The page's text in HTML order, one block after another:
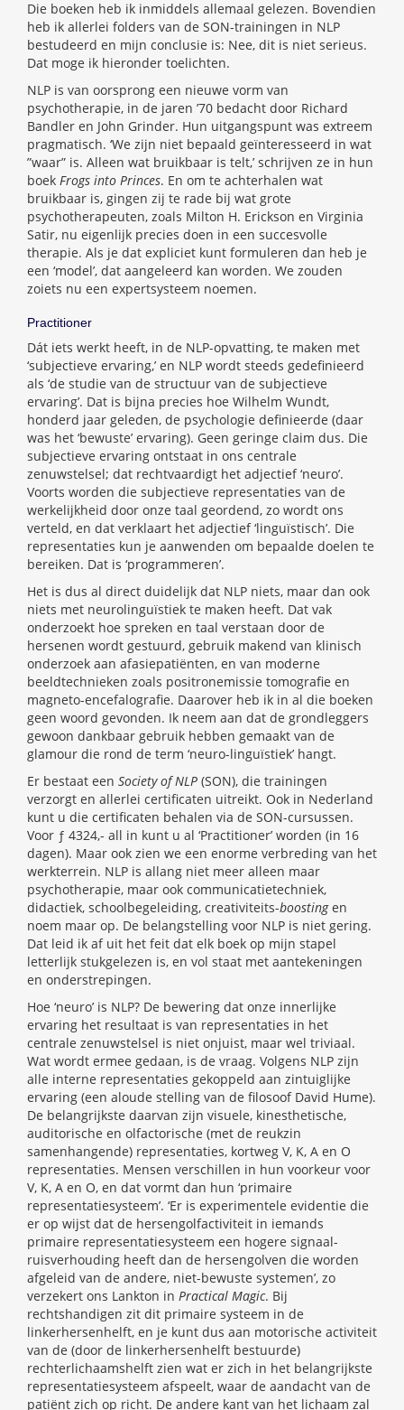
Die boeken heb ik inmiddels allemaal gelezen. Bovendien
heb ik allerlei folders van de SON-trainingen in NLP
bestudeerd en mijn conclusie is: Nee, dit is niet serieus.
Dat moge ik hieronder toelichten.
NLP is van oorsprong een nieuwe vorm van
psychotherapie, in de jaren ’70 bedacht door Richard
Bandler en John Grinder. Hun uitgangspunt was extreem
pragmatisch. ‘We zijn niet bepaald geïnteresseerd in wat
”waar” is. Alleen wat bruikbaar is telt,’ schrijven ze in hun
boek Frogs into Princes. En om te achterhalen wat
bruikbaar is, gingen zij te rade bij wat grote
psychotherapeuten, zoals Milton H. Erickson en Virginia
Satir, nu eigenlijk precies doen in een succesvolle
therapie. Als je dat expliciet kunt formuleren dan heb je
een ‘model’, dat aangeleerd kan worden. We zouden
zoiets nu een expertsysteem noemen.
Practitioner
Dát iets werkt heeft, in de NLP-opvatting, te maken met
‘subjectieve ervaring,’ en NLP wordt steeds gedefinieerd
als ‘de studie van de structuur van de subjectieve
ervaring’. Dat is bijna precies hoe Wilhelm Wundt,
honderd jaar geleden, de psychologie definieerde (daar
was het ‘bewuste’ ervaring). Geen geringe claim dus. Die
subjectieve ervaring ontstaat in ons centrale
zenuwstelsel; dat rechtvaardigt het adjectief ‘neuro’.
Voorts worden die subjectieve representaties van de
werkelijkheid door onze taal geordend, zo wordt ons
verteld, en dat verklaart het adjectief ‘linguïstisch’. Die
representaties kun je aanwenden om bepaalde doelen te
bereiken. Dat is ‘programmeren’.
Het is dus al direct duidelijk dat NLP niets, maar dan ook
niets met neurolinguïstiek te maken heeft. Dat vak
onderzoekt hoe spreken en taal verstaan door de
hersenen wordt gestuurd, gebruik makend van klinisch
onderzoek aan afasiepatiënten, en van moderne
beeldtechnieken zoals positronemissie tomografie en
magneto-encefalografie. Daarover heb ik in al die boeken
geen woord gevonden. Ik neem aan dat de grondleggers
gewoon dankbaar gebruik hebben gemaakt van de
glamour die rond de term ‘neuro-linguïstiek’ hangt.
Er bestaat een Society of NLP (SON), die trainingen
verzorgt en allerlei certificaten uitreikt. Ook in Nederland
kunt u die certificaten behalen via de SON-cursussen.
Voor ƒ 4324,- all in kunt u al ‘Practitioner’ worden (in 16
dagen). Maar ook zien we een enorme verbreding van het
werkterrein. NLP is allang niet meer alleen maar
psychotherapie, maar ook communicatietechniek,
didactiek, schoolbegeleiding, creativiteits-boostingen
noem maar op. De belangstelling voor NLP is niet gering.
Dat leid ik af uit het feit dat elk boek op mijn stapel
letterlijk stukgelezen is, en vol staat met aantekeningen
en onderstrepingen.
Hoe ‘neuro’ is NLP? De bewering dat onze innerlijke
ervaring het resultaat is van representaties in het
centrale zenuwstelsel is niet onjuist, maar wel triviaal.
Wat wordt ermee gedaan, is de vraag. Volgens NLP zijn
alle interne representaties gekoppeld aan zintuiglijke
ervaring (een aloude stelling van de filosoof David Hume).
De belangrijkste daarvan zijn visuele, kinesthetische,
auditorische en olfactorische (met de reukzin
samenhangende) representaties, kortweg V, K, A en O
representaties. Mensen verschillen in hun voorkeur voor
V, K, A en O, en dat vormt dan hun ‘primaire
representatiesysteem’. ‘Er is experimentele evidentie die
er op wijst dat de hersengolfactiviteit in iemands
primaire representatiesysteem een hogere signaal-
ruisverhouding heeft dan de hersengolven die worden
afgeleid van de andere, niet-bewuste systemen’, zo
verzekert ons Lankton in Practical Magic. Bij
rechtshandigen zit dit primaire systeem in de
linkerhersenhelft, en je kunt dus aan motorische activiteit
van de (door de linkerhersenhelft bestuurde)
rechterlichaamshelft zien wat er zich in het belangrijkste
representatiesysteem afspeelt, waar de aandacht van de
patiënt zich op richt. De andere kant van het lichaam zal